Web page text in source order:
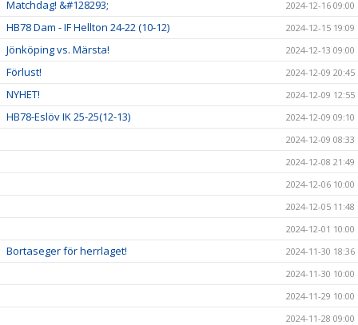
Matchdag! &#128293; 2024-12-16 09:00
HB78 Dam - IF Hellton 24-22 (10-12) 2024-12-15 19:09
Jönköping vs. Märsta! 2024-12-13 09:00
Förlust! 2024-12-09 20:45
NYHET! 2024-12-09 12:55
HB78-Eslöv IK 25-25(12-13)
2024-12-09 09:10
2024-12-09 08:33
2024-12-08 21:49
2024-12-06 10:00
2024-12-05 11:48
2024-12-01 10:00
Bortaseger för herrlaget!
2024-11-30 18:36
2024-11-30 10:00
2024-11-29 10:00
2024-11-28 09:00